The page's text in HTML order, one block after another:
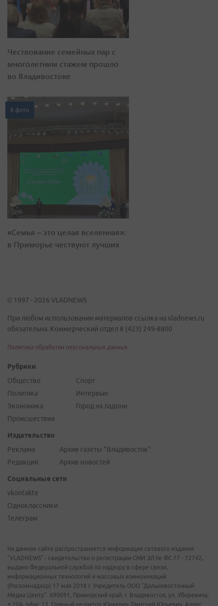
Чествование семейных пар с
многолетним стажем прошло
во Владивостоке
8 фото
«Семья – это целая вселенная»:
в Приморье чествуют лучших
© 1997 - 2026 VLADNEWS
При любом использовании материалов ссылка на vladnews.ru
обязательна. Коммерческий отдел 8 (423) 249-8800
Политика обработки персональных данных
Рубрики
Общество
Политика
Экономика
Происшествия
Спорт
Интервью
Город на ладони
Издательство
Реклама
Редакция
Архив газеты "Владивосток"
Архив новостей
Социальные сети
vkontakte
Одноклассники
Телеграм
На данном сайте распространяется информация сетевого издания
"VLADNEWS" - свидетельство о регистрации СМИ ЭЛ № ФС 77 - 72742,
выдано Федеральной службой по надзору в сфере связи,
информационных технологий и массовых коммуникаций
(Роскомнадзор) 17 мая 2018 г. Учредитель ООО "Дальневосточный
Медиа Центр". 690091, Приморский край, г. Владивосток, ул. Уборевича,
д.20А, офис 13. Главный редактор Юркевич Дмитрий Юрьевич. Адрес